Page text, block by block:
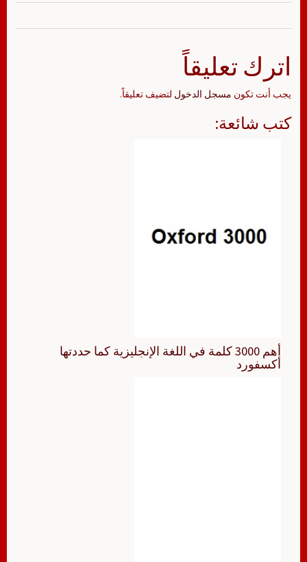
اترك تعليقاً
يجب أنت تكون مسجل الدخول لتضيف تعليقاً.
كتب شائعة:
أهم 3000 كلمة في اللغة الإنجليزية كما حددتها
أكسفورد